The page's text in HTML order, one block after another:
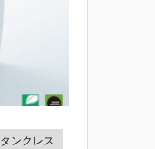
タンクレス